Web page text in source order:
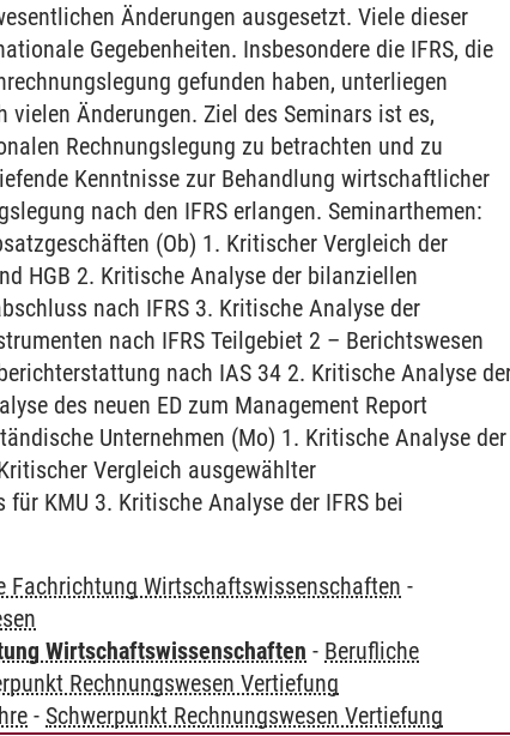
Änderungen ausgesetzt. Viele dieser
Gegebenheiten. Insbesondere die IFRS, die
gefunden haben, unterliegen
Änderungen. Ziel des Seminars ist es,
Rechnungslegung zu betrachten und zu
Kenntnisse zur Behandlung wirtschaftlicher
nach den IFRS erlangen. Seminarthemen:
(Ob) 1. Kritischer Vergleich der
HGB 2. Kritische Analyse der bilanziellen
nach IFRS 3. Kritische Analyse der
nach IFRS Teilgebiet 2 – Berichtswesen
nach IAS 34 2. Kritische Analyse
des neuen ED zum Management Report
Unternehmen (Mo) 1. Kritische Analyse der
Vergleich ausgewählter
KMU 3. Kritische Analyse der IFRS bei
Fachrichtung Wirtschaftswissenschaften -
Wirtschaftswissenschaften - Berufliche
Rechnungswesen Vertiefung
- Schwerpunkt Rechnungswesen Vertiefung